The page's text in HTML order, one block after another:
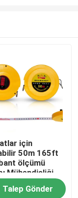
için
50m 165ft
ölçümü
Mühendisliği
ölçümü
Talep Gönder